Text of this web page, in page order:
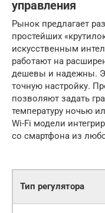
управления
Рынок предлагает
простейших
искусственным
работают на
дешевы и надежны.
точную настройку.
позволяют задать
температуру ночью
Wi-Fi модели
со смартфона из
Тип регулятора